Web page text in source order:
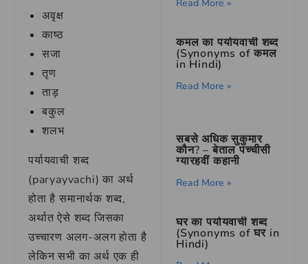
अवृक्ष
काष्ठ
सजा
तृण
ताड़
बकुल
शलभ
पर्यायवाची शब्द
(paryayvachi) का अर्थ
होता है समानार्थक शब्द,
अर्थात ऐसे शब्द जिसका
उच्चारण अलग-अलग होता है
लेकिन सभी का अर्थ एक ही
Read More »
कमल का पर्यायवाची शब्द
(Synonyms of कमल
in Hindi)
Read More »
सबसे अधिक सुकुमार
कौन? – बेताल पच्चीसी
ग्यारहवीं कहानी
Read More »
घर का पर्यायवाची शब्द
(Synonyms of घर in
Hindi)